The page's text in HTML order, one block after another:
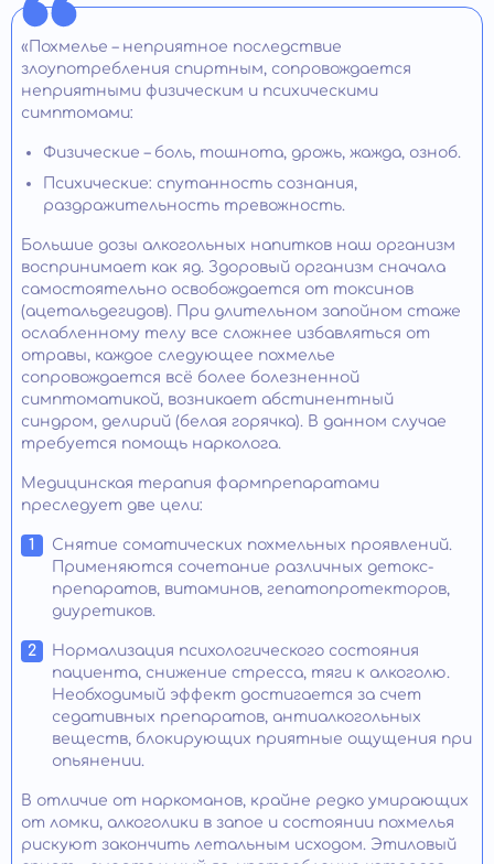
«Похмелье – неприятное последствие
злоупотребления спиртным, сопровождается
неприятными физическим и психическими
симптомами:
Физические – боль, тошнота, дрожь, жажда, озноб.
Психические: спутанность сознания,
раздражительность тревожность.
Большие дозы алкогольных напитков наш организм
воспринимает как яд. Здоровый организм сначала
самостоятельно освобождается от токсинов
(ацетальдегидов). При длительном запойном стаже
ослабленному телу все сложнее избавляться от
отравы, каждое следующее похмелье
сопровождается всё более болезненной
симптоматикой, возникает абстинентный
синдром, делирий (белая горячка). В данном случае
требуется помощь нарколога.
Медицинская терапия фармпрепаратами
преследует две цели:
Снятие соматических похмельных проявлений.
Применяются сочетание различных детокс-
препаратов, витаминов, гепатопротекторов,
диуретиков.
Нормализация психологического состояния
пациента, снижение стресса, тяги к алкоголю.
Необходимый эффект достигается за счет
седативных препаратов, антиалкогольных
веществ, блокирующих приятные ощущения при
опьянении.
В отличие от наркоманов, крайне редко умирающих
от ломки, алкоголики в запое и состоянии похмелья
рискуют закончить летальным исходом. Этиловый